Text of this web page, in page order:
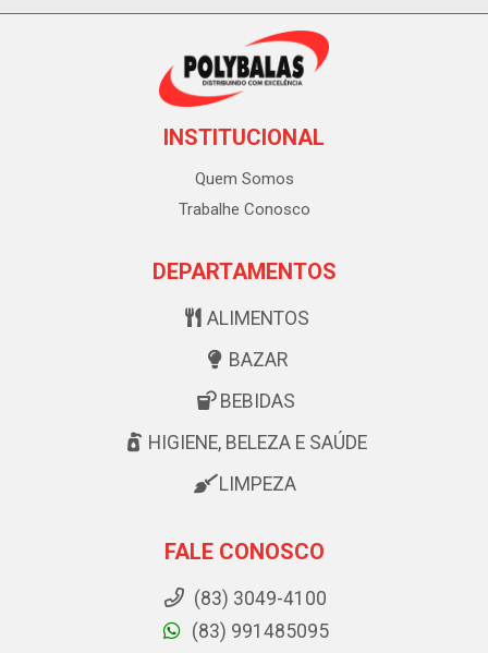
INSTITUCIONAL
Quem Somos
Trabalhe Conosco
DEPARTAMENTOS
ALIMENTOS
BAZAR
BEBIDAS
HIGIENE, BELEZA E SAÚDE
LIMPEZA
FALE CONOSCO
(83) 3049-4100
(83) 991485095